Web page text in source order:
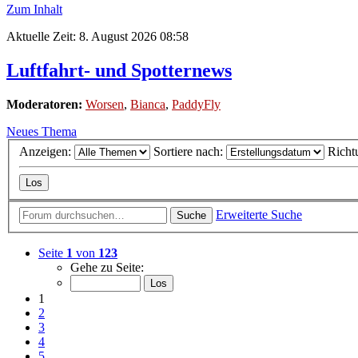
Zum Inhalt
Aktuelle Zeit: 8. August 2026 08:58
Luftfahrt- und Spotternews
Moderatoren: Worsen, Bianca, PaddyFly
Neues Thema
Anzeigen:
Sortiere nach:
Suche Erweiterte Suche
Seite 1 von 123
Gehe zu Seite:
1
2
3
4